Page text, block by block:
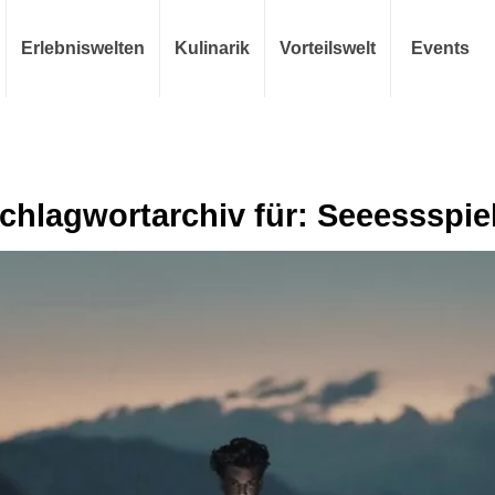
Erlebniswelten Kulinarik Vorteilswelt Events
für: